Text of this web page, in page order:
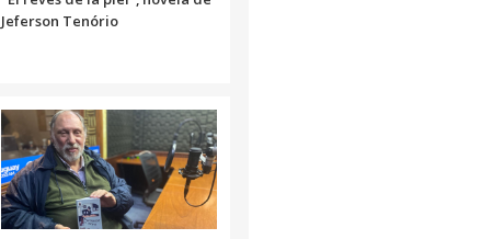
Jeferson Tenório